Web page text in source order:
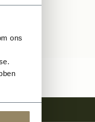
ons